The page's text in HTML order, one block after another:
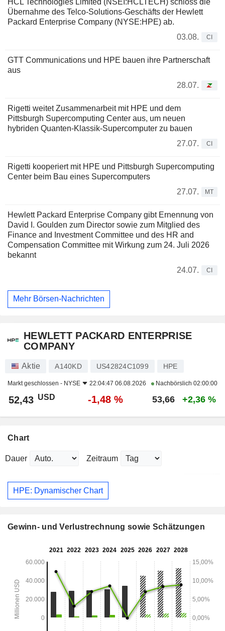
Übernahme des Telco-Solutions-Geschäfts der Hewlett
Packard Enterprise Company (NYSE:HPE) ab.
03.08.
CI
GTT Communications und HPE bauen ihre Partnerschaft
aus
28.07.
Rigetti weitet Zusammenarbeit mit HPE und dem
Pittsburgh Supercomputing Center aus, um neuen
hybriden Quanten-Klassik-Supercomputer zu bauen
27.07.
CI
Rigetti kooperiert mit HPE und Pittsburgh Supercomputing
Center beim Bau eines Supercomputers
27.07.
MT
Hewlett Packard Enterprise Company gibt Ernennung von
David I. Goulden zum Director sowie zum Mitglied des
Finance and Investment Committee und des HR and
Compensation Committee mit Wirkung zum 24. Juli 2026
bekannt
24.07.
CI
Mehr Börsen-Nachrichten
HEWLETT PACKARD ENTERPRISE
COMPANY
Aktie A140KD US42824C1099 HPE
Markt geschlossen - NYSE 22:04:47 06.08.2026 Nachbörslich 02:00:00
52,43 USD -1,48 % 53,66 +2,36 %
Chart
Dauer Zeitraum
HPE: Dynamischer Chart
Gewinn- und Verlustrechnung sowie Schätzungen